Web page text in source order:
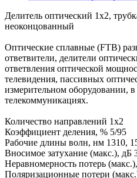
Делитель оптический 1х2,
неоконцованный
Оптические сплавные (FTB)
ответвители, делители
ответвления оптической
телевидения, пассивных
измерительном оборудовании,
телекоммуникациях.
Количество направлений 1x2
Коэффициент деления, % 5/95
Рабочие длины волн, нм 1310,
Вносимое затухание (макс.), дБ
Неравномерность потерь
Поляризационные потери